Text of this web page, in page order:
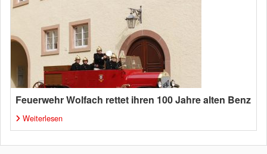
Feuerwehr Wolfach rettet ihren 100 Jahre alten Benz
Weiterlesen